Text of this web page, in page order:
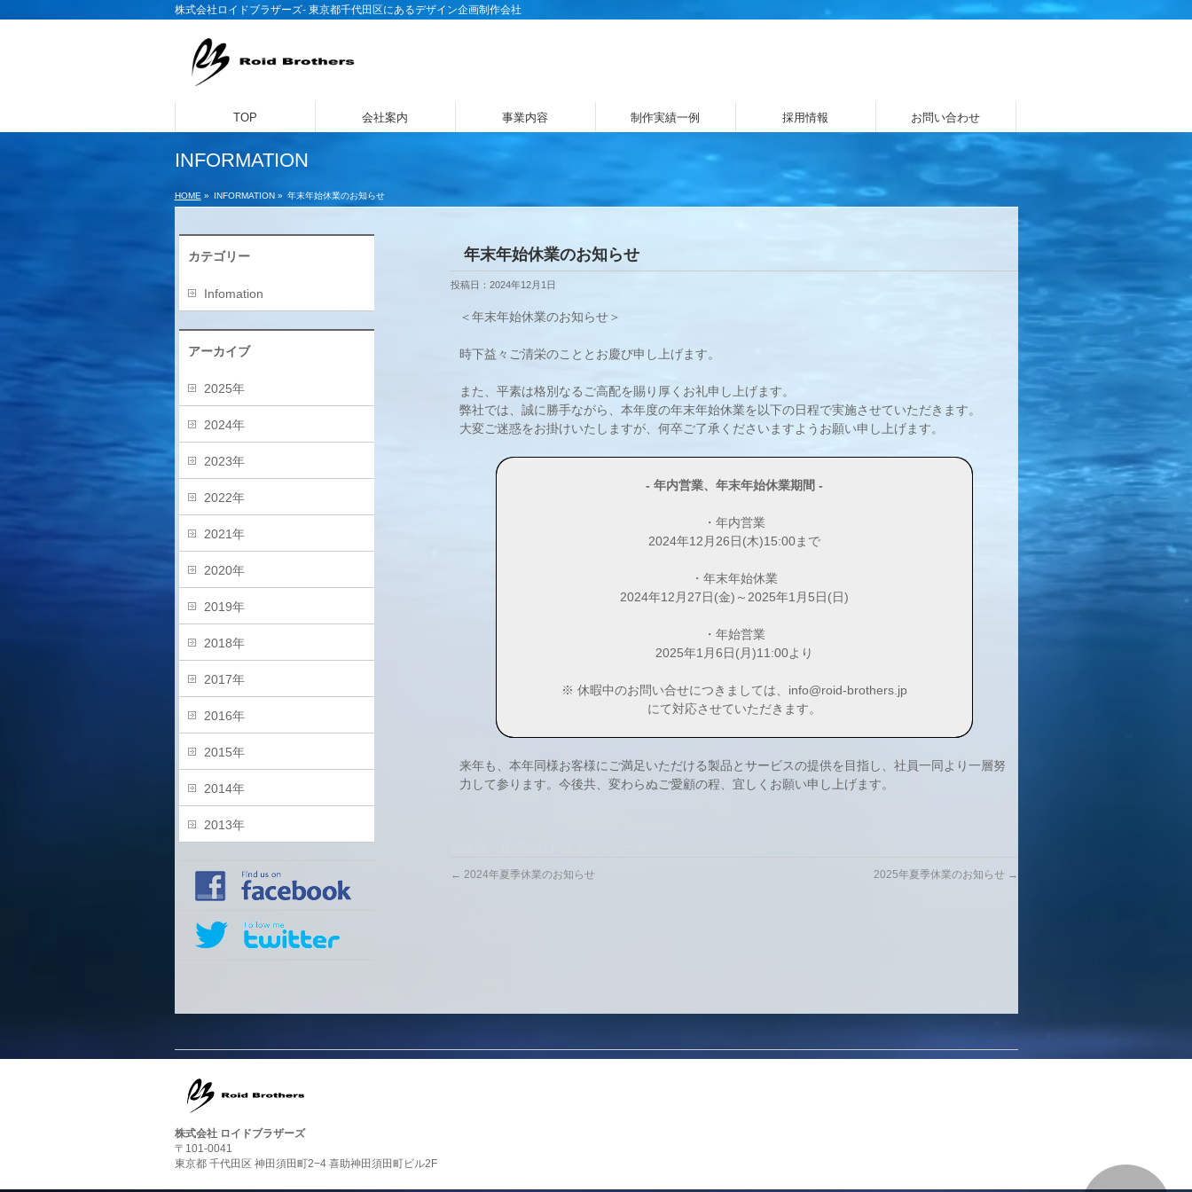
株式会社ロイドブラザーズ- 東京都千代田区にあるデザイン企画制作会社
TOP 会社案内 事業内容 制作実績一例 採用情報 お問い合わせ
INFORMATION
HOME » INFORMATION » 年末年始休業のお知らせ
年末年始休業のお知らせ
投稿日：2024年12月1日
＜年末年始休業のお知らせ＞
時下益々ご清栄のこととお慶び申し上げます。
また、平素は格別なるご高配を賜り厚くお礼申し上げます。
弊社では、誠に勝手ながら、本年度の年末年始休業を以下の日程で実施させていただきます。
大変ご迷惑をお掛けいたしますが、何卒ご了承くださいますようお願い申し上げます。
- 年内営業、年末年始休業期間 -
・年内営業
2024年12月26日(木)15:00まで
・年末年始休業
2024年12月27日(金)～2025年1月5日(日)
・年始営業
2025年1月6日(月)11:00より
※ 休暇中のお問い合せにつきましては、info@roid-brothers.jp
にて対応させていただきます。
来年も、本年同様お客様にご満足いただける製品とサービスの提供を目指し、社員一同より一層努
力して参ります。今後共、変わらぬご愛顧の程、宜しくお願い申し上げます。
← 2024年夏季休業のお知らせ 2025年夏季休業のお知らせ →
カテゴリー
Infomation
アーカイブ
2025年
2024年
2023年
2022年
2021年
2020年
2019年
2018年
2017年
2016年
2015年
2014年
2013年
株式会社 ロイドブラザーズ
〒101-0041
東京都 千代田区 神田須田町2−4 喜助神田須田町ビル2F